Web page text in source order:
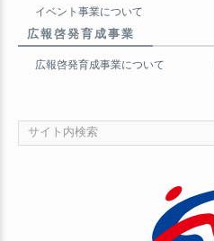
イベント事業について
広報啓発育成事業
広報啓発育成事業について